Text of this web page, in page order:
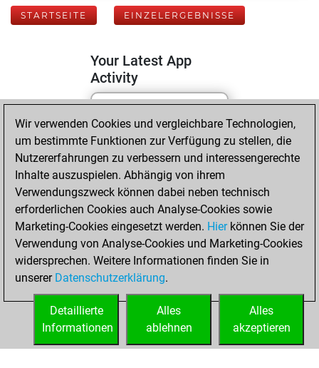
STARTSEITE EINZELERGEBNISSE
Your Latest App
Activity
Montag, Mai 4,
2026
You totalled 2
tactics positions
Tactics
You
solved 2 tactics
positions
You achieved
tactics positions
Wir verwenden Cookies und vergleichbare Technologien,
um bestimmte Funktionen zur Verfügung zu stellen, die
Nutzererfahrungen zu verbessern und interessengerechte
Inhalte auszuspielen. Abhängig von ihrem
Verwendungszweck können dabei neben technisch
erforderlichen Cookies auch Analyse-Cookies sowie
Marketing-Cookies eingesetzt werden. Hierkönnen Sie der
Verwendung von Analyse-Cookies und Marketing-Cookies
widersprechen. Weitere Informationen finden Sie in
unserer Datenschutzerklärung.
Alles
akzeptieren
Alles
ablehnen
Detaillierte
Informationen